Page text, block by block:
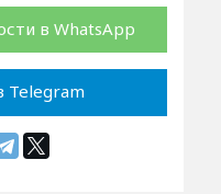
в WhatsApp
Telegram